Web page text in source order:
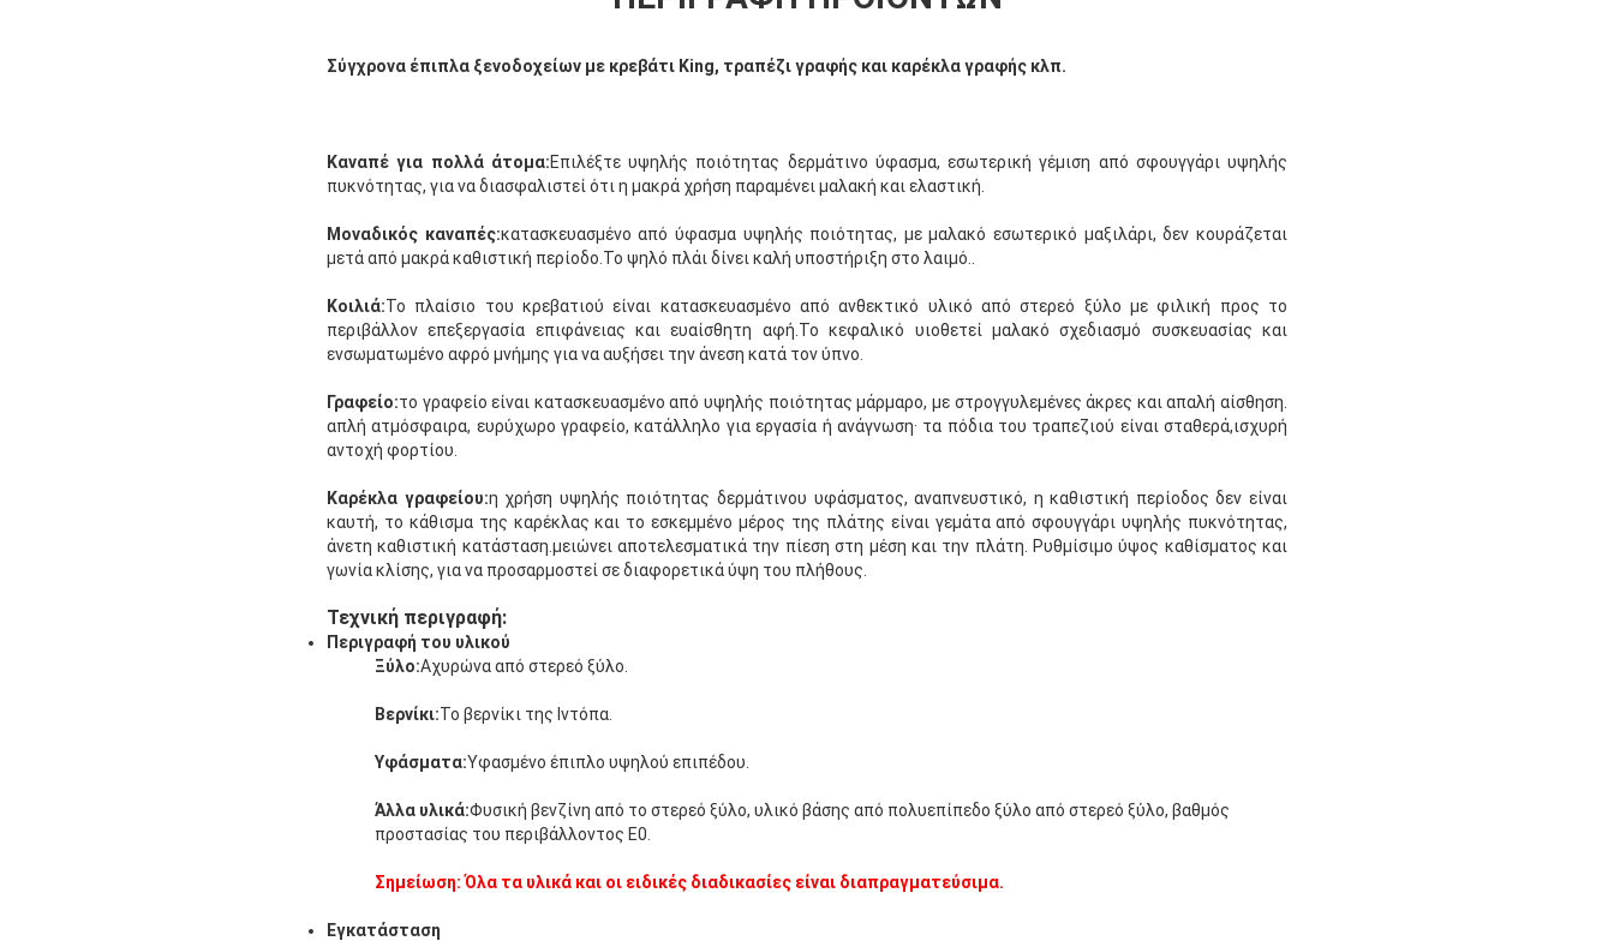
Σύγχρονα έπιπλα ξενοδοχείων με κρεβάτι King, τραπέζι γραφής και καρέκλα γραφής κλπ.
Καναπέ για πολλά άτομα:Επιλέξτε υψηλής ποιότητας δερμάτινο ύφασμα, εσωτερική γέμιση από σφουγγάρι υψηλής
πυκνότητας, για να διασφαλιστεί ότι η μακρά χρήση παραμένει μαλακή και ελαστική.
Μοναδικός καναπές:κατασκευασμένο από ύφασμα υψηλής ποιότητας, με μαλακό εσωτερικό μαξιλάρι, δεν κουράζεται
μετά από μακρά καθιστική περίοδο.Το ψηλό πλάι δίνει καλή υποστήριξη στο λαιμό..
Κοιλιά:Το πλαίσιο του κρεβατιού είναι κατασκευασμένο από ανθεκτικό υλικό από στερεό ξύλο με φιλική προς το
περιβάλλον επεξεργασία επιφάνειας και ευαίσθητη αφή.Το κεφαλικό υιοθετεί μαλακό σχεδιασμό συσκευασίας και
ενσωματωμένο αφρό μνήμης για να αυξήσει την άνεση κατά τον ύπνο.
Γραφείο:το γραφείο είναι κατασκευασμένο από υψηλής ποιότητας μάρμαρο, με στρογγυλεμένες άκρες και απαλή αίσθηση.
απλή ατμόσφαιρα, ευρύχωρο γραφείο, κατάλληλο για εργασία ή ανάγνωση· τα πόδια του τραπεζιού είναι σταθερά,ισχυρή
αντοχή φορτίου.
Καρέκλα γραφείου:η χρήση υψηλής ποιότητας δερμάτινου υφάσματος, αναπνευστικό, η καθιστική περίοδος δεν είναι
καυτή, το κάθισμα της καρέκλας και το εσκεμμένο μέρος της πλάτης είναι γεμάτα από σφουγγάρι υψηλής πυκνότητας,
άνετη καθιστική κατάσταση.μειώνει αποτελεσματικά την πίεση στη μέση και την πλάτη. Ρυθμίσιμο ύψος καθίσματος και
γωνία κλίσης, για να προσαρμοστεί σε διαφορετικά ύψη του πλήθους.
Τεχνική περιγραφή:
Περιγραφή του υλικού
Ξύλο:Αχυρώνα από στερεό ξύλο.
Βερνίκι:Το βερνίκι της Ιντόπα.
Υφάσματα:Υφασμένο έπιπλο υψηλού επιπέδου.
Άλλα υλικά:Φυσική βενζίνη από το στερεό ξύλο, υλικό βάσης από πολυεπίπεδο ξύλο από στερεό ξύλο, βαθμός
προστασίας του περιβάλλοντος E0.
Σημείωση: Όλα τα υλικά και οι ειδικές διαδικασίες είναι διαπραγματεύσιμα.
Εγκατάσταση